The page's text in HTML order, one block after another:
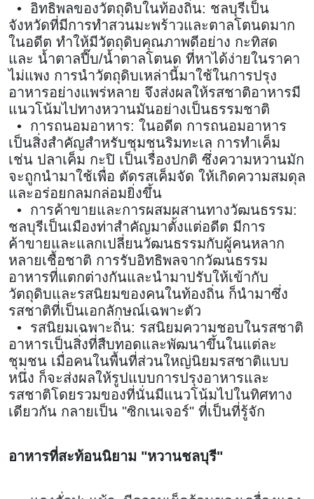
• อิทธิพลของวัตถุดิบในท้องถิ่น: ชลบุรีเป็น
จังหวัดที่มีการทำสวนมะพร้าวและตาลโตนดมาก
ในอดีต ทำให้มีวัตถุดิบคุณภาพดีอย่าง กะทิสด
และ น้ำตาลปี๊บ/น้ำตาลโตนด ที่หาได้ง่ายในราคา
ไม่แพง การนำวัตถุดิบเหล่านี้มาใช้ในการปรุง
อาหารอย่างแพร่หลาย จึงส่งผลให้รสชาติอาหารมี
แนวโน้มไปทางหวานมันอย่างเป็นธรรมชาติ
• การถนอมอาหาร: ในอดีต การถนอมอาหาร
เป็นสิ่งสำคัญสำหรับชุมชนริมทะเล การทำเค็ม
เช่น ปลาเค็ม กะปิ เป็นเรื่องปกติ ซึ่งความหวานมัก
จะถูกนำมาใช้เพื่อ ตัดรสเค็มจัด ให้เกิดความสมดุล
และอร่อยกลมกล่อมยิ่งขึ้น
• การค้าขายและการผสมผสานทางวัฒนธรรม:
ชลบุรีเป็นเมืองท่าสำคัญมาตั้งแต่อดีต มีการ
ค้าขายและแลกเปลี่ยนวัฒนธรรมกับผู้คนหลาก
หลายเชื้อชาติ การรับอิทธิพลจากวัฒนธรรม
อาหารที่แตกต่างกันและนำมาปรับให้เข้ากับ
วัตถุดิบและรสนิยมของคนในท้องถิ่น ก็นำมาซึ่ง
รสชาติที่เป็นเอกลักษณ์เฉพาะตัว
• รสนิยมเฉพาะถิ่น: รสนิยมความชอบในรสชาติ
อาหารเป็นสิ่งที่สืบทอดและพัฒนาขึ้นในแต่ละ
ชุมชน เมื่อคนในพื้นที่ส่วนใหญ่นิยมรสชาติแบบ
หนึ่ง ก็จะส่งผลให้รูปแบบการปรุงอาหารและ
รสชาติโดยรวมของที่นั่นมีแนวโน้มไปในทิศทาง
เดียวกัน กลายเป็น "ซิกเนเจอร์" ที่เป็นที่รู้จัก
อาหารที่สะท้อนนิยาม "หวานชลบุรี"